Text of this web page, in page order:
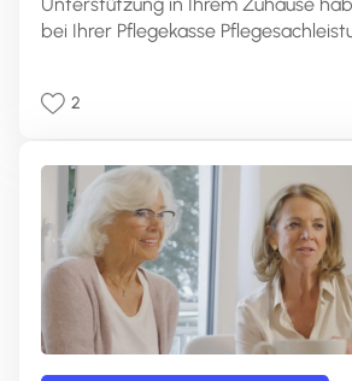
bei Ihrer Pflegekasse
pflege.de erfahren Sie, welche
Anspruch ist und wie Sie die
beantragen können.
2